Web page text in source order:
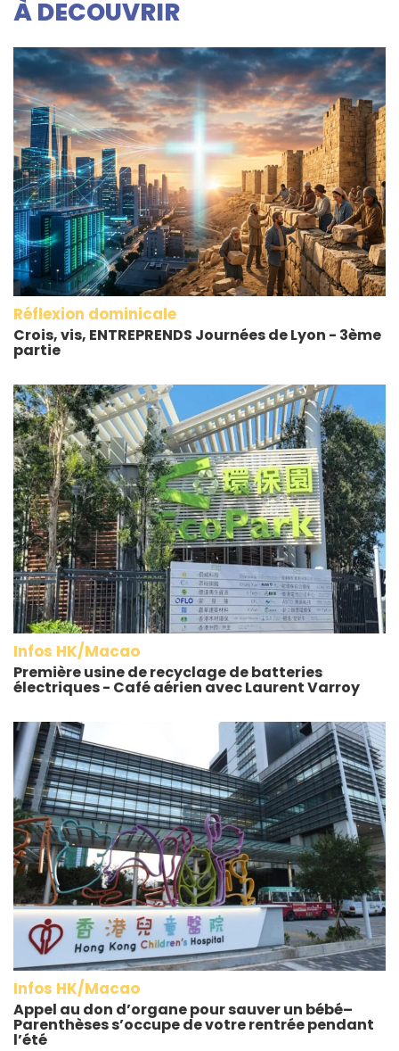
À DECOUVRIR
Réflexion dominicale
Crois, vis, ENTREPRENDS Journées de Lyon - 3ème
partie
Infos HK/Macao
Première usine de recyclage de batteries
électriques - Café aérien avec Laurent Varroy
Infos HK/Macao
Appel au don d’organe pour sauver un bébé–
Parenthèses s’occupe de votre rentrée pendant
l’été